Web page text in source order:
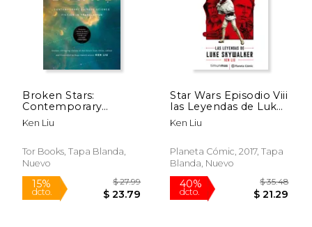
Broken Stars:
Contemporary
Chinese Science
Fiction in Translation
Ken Liu
Tor Books, Tapa Blanda,
Nuevo
Star Wars Episodio Viii
las Leyendas de Luke
Skywalker (Novela)
Ken Liu
Planeta Cómic, 2017, Tapa
Blanda, Nuevo